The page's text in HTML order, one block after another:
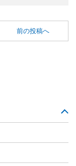
前の投稿へ